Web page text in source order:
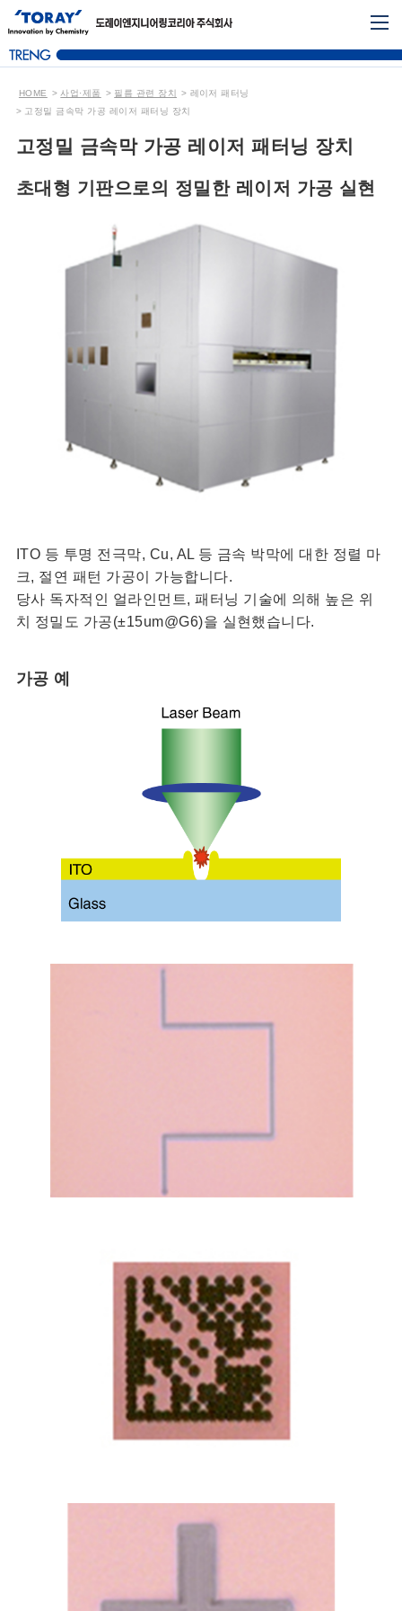
HOME 사업·제품 필름 관련 장치
레이저 패터닝
고정밀 금속막 가공 레이저 패터닝 장치
고정밀 금속막 가공 레이저 패터닝 장치
초대형 기판으로의 정밀한 레이저 가공 실현
ITO 등 투명 전극막, Cu, AL 등 금속 박막에 대한 정렬 마
크, 절연 패턴 가공이 가능합니다.
당사 독자적인 얼라인먼트, 패터닝 기술에 의해 높은 위
치 정밀도 가공(±15um@G6)을 실현했습니다.
가공 예